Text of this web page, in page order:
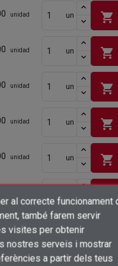
desitjos×
×
a la vostra llista de desitjos.
al correcte funcionament
també farem servir
visites per obtenir
nostres serveis i mostrar
a partir dels teus
unidad un shopping_cart
unidad un shopping_cart
unidad un shopping_cart
unidad un shopping_cart
unidad un shopping_cart
shopping_cart
unidad un